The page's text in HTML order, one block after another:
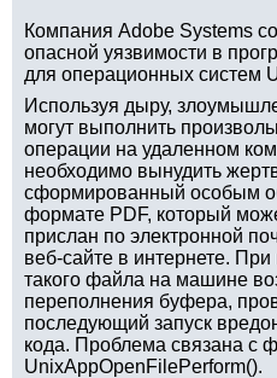
Компания Adobe Systems
опасной уязвимости в
для операционных систем
Используя дыру,
могут выполнить
операции на удаленном
необходимо вынудить
сформированный особым
формате PDF, который
прислан по электронной
веб-сайте в интернете.
такого файла на машине
переполнения буфера,
последующий запуск
кода. Проблема связана с
UnixAppOpenFilePerform().